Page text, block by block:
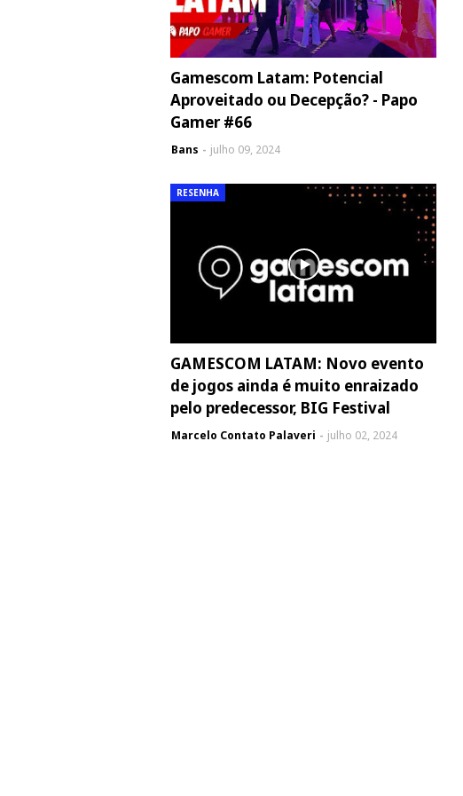
Gamescom Latam: Potencial
Aproveitado ou Decepção? - Papo
Gamer #66
Bans julho 09, 2024
RESENHA
GAMESCOM LATAM: Novo evento
de jogos ainda é muito enraizado
pelo predecessor, BIG Festival
Marcelo Contato Palaveri julho 02, 2024